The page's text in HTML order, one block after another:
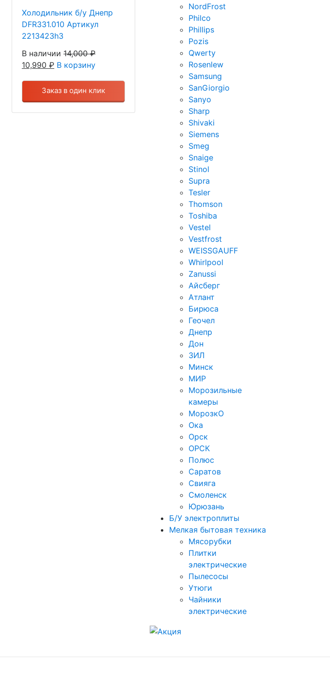
Холодильник б/у Днепр
DFR331.010 Артикул
2213423h3
В наличии 14,000₽
10,990 ₽ В корзину
Заказ в один клик
NordFrost
Philco
Phillips
Pozis
Qwerty
Rosenlew
Samsung
SanGiorgio
Sanyo
Sharp
Shivaki
Siemens
Smeg
Snaige
Stinol
Supra
Tesler
Thomson
Toshiba
Vestel
Vestfrost
WEISSGAUFF
Whirlpool
Zanussi
Айсберг
Атлант
Бирюса
Геочел
Днепр
Дон
ЗИЛ
Минск
МИР
Морозильные
камеры
МорозкО
Ока
Орск
ОРСК
Полюс
Саратов
Свияга
Смоленск
Юрюзань
Б/У электроплиты
Мелкая бытовая техника
Мясорубки
Плитки
электрические
Пылесосы
Утюги
Чайники
электрические